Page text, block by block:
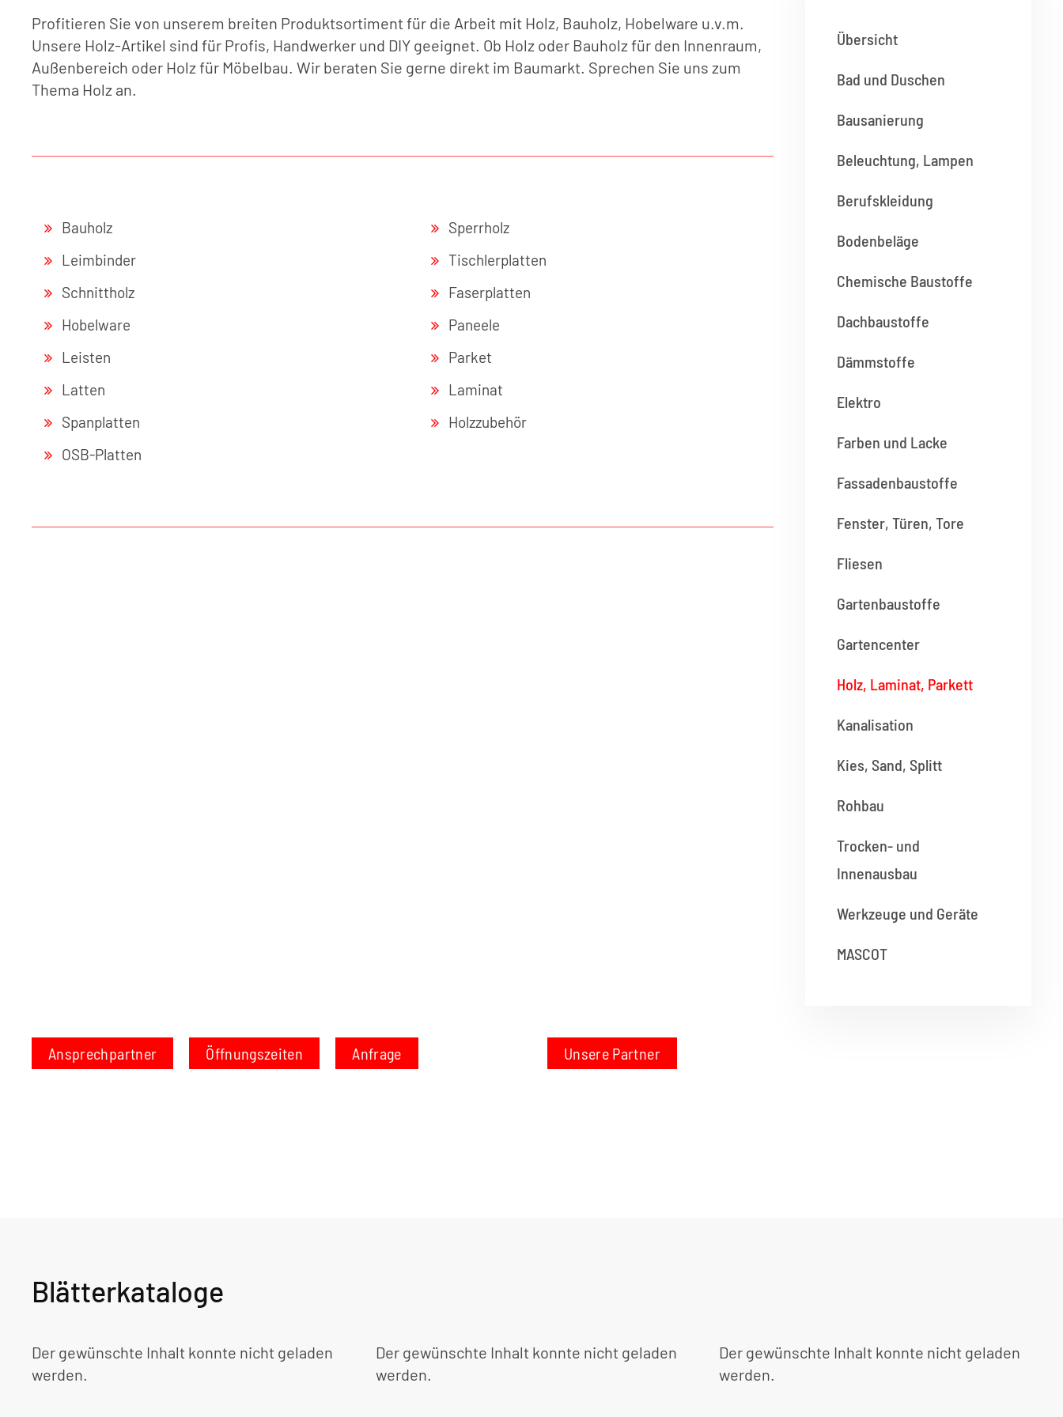
Profitieren Sie von unserem breiten Produktsortiment für die Arbeit mit Holz, Bauholz, Hobelware u.v.m.
Unsere Holz-Artikel sind für Profis, Handwerker und DIY geeignet. Ob Holz oder Bauholz für den Innenraum,
Außenbereich oder Holz für Möbelbau. Wir beraten Sie gerne direkt im Baumarkt. Sprechen Sie uns zum
Thema Holz an.
Bauholz
Leimbinder
Schnittholz
Hobelware
Leisten
Latten
Spanplatten
OSB-Platten
Sperrholz
Tischlerplatten
Faserplatten
Paneele
Parket
Laminat
Holzzubehör
Übersicht
Bad und Duschen
Bausanierung
Beleuchtung, Lampen
Berufskleidung
Bodenbeläge
Chemische Baustoffe
Dachbaustoffe
Dämmstoffe
Elektro
Farben und Lacke
Fassadenbaustoffe
Fenster, Türen, Tore
Fliesen
Gartenbaustoffe
Gartencenter
Holz, Laminat, Parkett
Kanalisation
Kies, Sand, Splitt
Rohbau
Trocken- und
Innenausbau
Werkzeuge und Geräte
MASCOT
Ansprechpartner Öffnungszeiten Anfrage Unsere Partner
Blätterkataloge
Der gewünschte Inhalt konnte nicht geladen
werden.
Der gewünschte Inhalt konnte nicht geladen
werden.
Der gewünschte Inhalt konnte nicht geladen
werden.